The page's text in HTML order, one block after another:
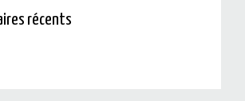
récents